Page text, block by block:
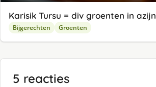
Karisik Tursu = div groenten in azijn
Bijgerechten Groenten
5 reacties